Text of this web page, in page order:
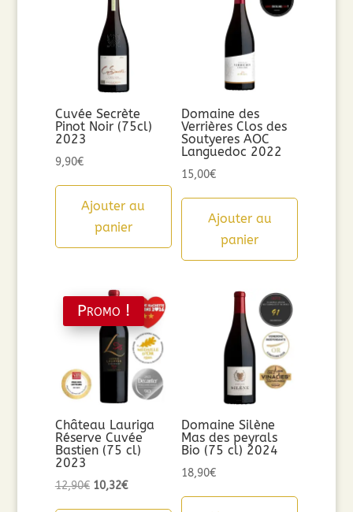
Cuvée Secrète
Pinot Noir (75cl)
2023
9,90€
Ajouter au
panier
Domaine des
Verrières Clos des
Soutyeres AOC
Languedoc 2022
15,00€
Ajouter au
panier
Promo !
Château Lauriga
Réserve Cuvée
Bastien (75 cl)
2023
12,90€ Le
10,32€Le
Domaine Silène
Mas des peyrals
Bio (75 cl) 2024
18,90€